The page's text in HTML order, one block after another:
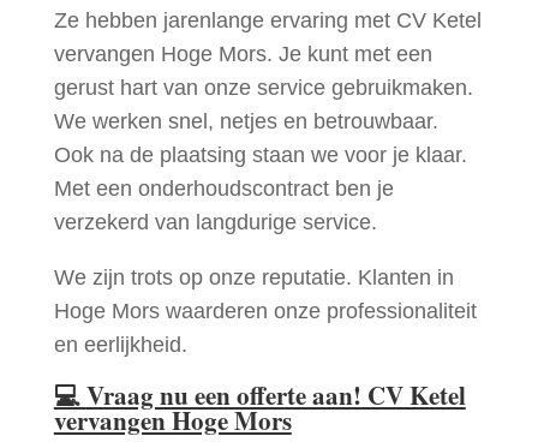
Ze hebben jarenlange ervaring met CV Ketel
vervangen Hoge Mors. Je kunt met een
gerust hart van onze service gebruikmaken.
We werken snel, netjes en betrouwbaar.
Ook na de plaatsing staan we voor je klaar.
Met een onderhoudscontract ben je
verzekerd van langdurige service.
We zijn trots op onze reputatie. Klanten in
Hoge Mors waarderen onze professionaliteit
en eerlijkheid.
💻Vraag nu een offerte aan! CV Ketel
vervangen Hoge Mors